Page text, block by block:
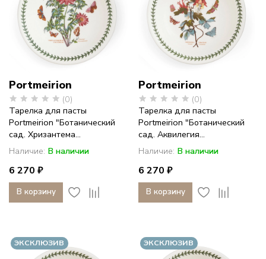
Portmeirion
(0)
Тарелка для пасты
Portmeirion "Ботанический
сад. Хризантема...
Наличие: В наличии
6 270 ₽
В корзину
Portmeirion
(0)
Тарелка для пасты
Portmeirion "Ботанический
сад. Аквилегия...
Наличие: В наличии
6 270 ₽
В корзину
ЭКСКЛЮЗИВ ЭКСКЛЮЗИВ